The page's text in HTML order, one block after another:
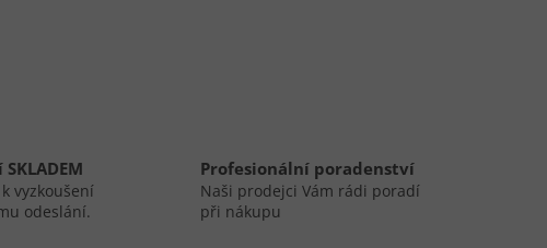
vyzkoušení
odeslání.
Profesionální poradenství
Naši prodejci Vám rádi poradí
při nákupu